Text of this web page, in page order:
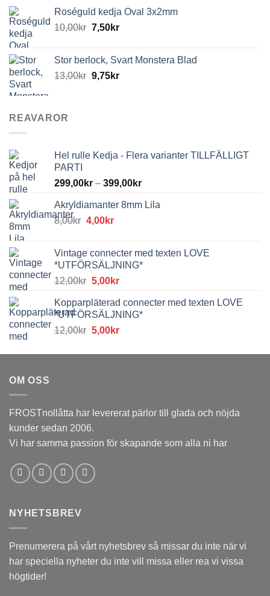
Roséguld kedja Oval 3x2mm
10,00kr 7,50kr
Stor berlock, Svart Monstera Blad
13,00kr 9,75kr
REAVAROR
Hel rulle Kedja - Flera varianter TILLFÄLLIGT
PARTI
299,00kr – 399,00kr
Akryldiamanter 8mm Lila
8,00kr Det
var:
8,00kr.
4,00krDet
är:
4,00kr.
Vintage connecter med texten LOVE
*UTFÖRSÄLJNING*
12,00kr Det
priset
var:
12,00kr.
5,00krDet
priset
är:
5,00kr.
Kopparpläterad connecter med texten LOVE
*UTFÖRSÄLJNING*
12,00kr Det
priset
5,00krDet
priset
OM OSS
FROSTnollåtta har levererat pärlor till glada och nöjda
kunder sedan 2006.
Vi har samma passion för skapande som alla ni har
NYHETSBREV
Prenumerera på vårt nyhetsbrev så missar du inte när vi
har speciella nyheter du inte vill missa eller rea vi vissa
högtider!